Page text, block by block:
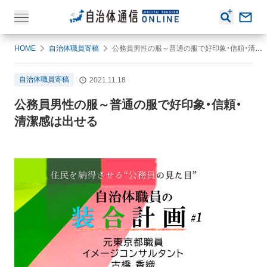
HOME 自治体職員寄稿 公務員男性の服～普通の服で好印象・信頼・清潔感は出せる
自治体職員寄稿 2021.11.18
公務員男性の服～普通の服で好印象・信頼・
清潔感は出せる